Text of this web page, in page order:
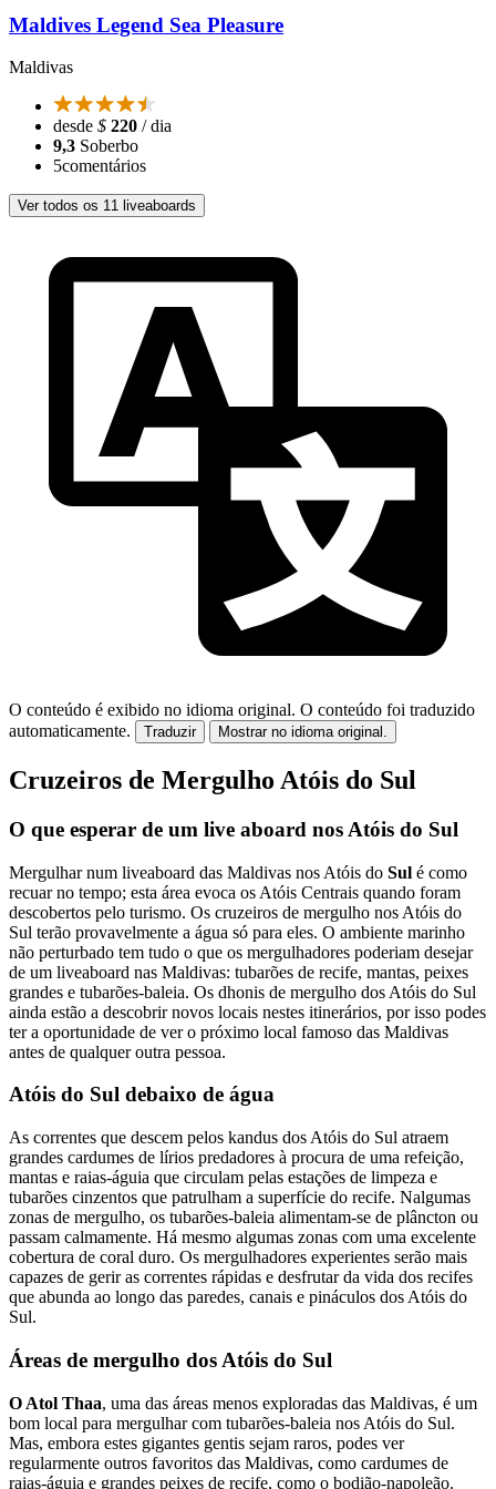
Maldives Legend Sea Pleasure
Maldivas
desde $ 220 / dia
9,3 Soberbo
5comentários
Ver todos os 11 liveaboards
O conteúdo é exibido no idioma original. O conteúdo foi traduzido
automaticamente.
Traduzir Mostrar no idioma original.
Cruzeiros de Mergulho Atóis do Sul
O que esperar de um live aboard nos Atóis do Sul
Mergulhar num liveaboard das Maldivas nos Atóis do Sul é como
recuar no tempo; esta área evoca os Atóis Centrais quando foram
descobertos pelo turismo. Os cruzeiros de mergulho nos Atóis do
Sul terão provavelmente a água só para eles. O ambiente marinho
não perturbado tem tudo o que os mergulhadores poderiam desejar
de um liveaboard nas Maldivas: tubarões de recife, mantas, peixes
grandes e tubarões-baleia. Os dhonis de mergulho dos Atóis do Sul
ainda estão a descobrir novos locais nestes itinerários, por isso podes
ter a oportunidade de ver o próximo local famoso das Maldivas
antes de qualquer outra pessoa.
Atóis do Sul debaixo de água
As correntes que descem pelos kandus dos Atóis do Sul atraem
grandes cardumes de lírios predadores à procura de uma refeição,
mantas e raias-águia que circulam pelas estações de limpeza e
tubarões cinzentos que patrulham a superfície do recife. Nalgumas
zonas de mergulho, os tubarões-baleia alimentam-se de plâncton ou
passam calmamente. Há mesmo algumas zonas com uma excelente
cobertura de coral duro. Os mergulhadores experientes serão mais
capazes de gerir as correntes rápidas e desfrutar da vida dos recifes
que abunda ao longo das paredes, canais e pináculos dos Atóis do
Sul.
Áreas de mergulho dos Atóis do Sul
O Atol Thaa, uma das áreas menos exploradas das Maldivas, é um
bom local para mergulhar com tubarões-baleia nos Atóis do Sul.
Mas, embora estes gigantes gentis sejam raros, podes ver
regularmente outros favoritos das Maldivas, como cardumes de
raias-águia e grandes peixes de recife, como o bodião-napoleão.